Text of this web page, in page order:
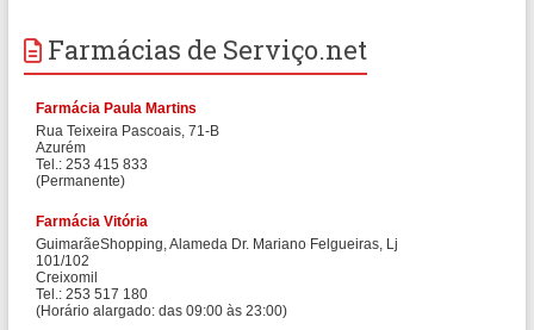
Farmácias de Serviço.net